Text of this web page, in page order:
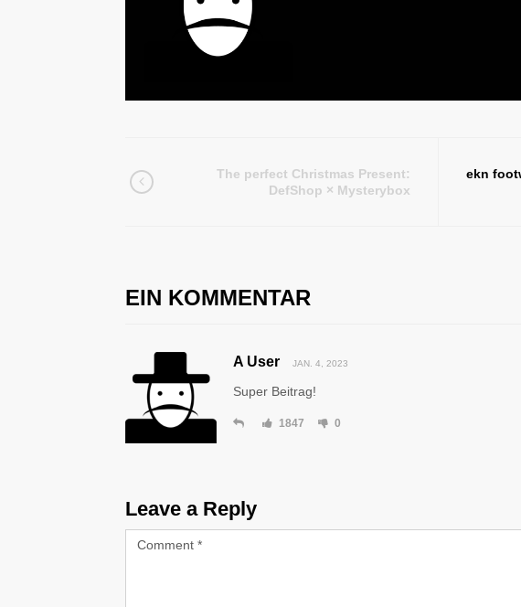
The perfect Christmas Present:
DefShop × Mysterybox
ekn
EIN KOMMENTAR
A User JAN. 4, 2023
Super Beitrag!
1847 0
Leave a Reply